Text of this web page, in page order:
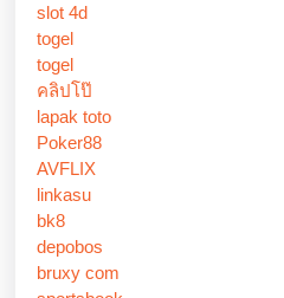
slot 4d
togel
togel
คลิปโป๊
lapak toto
Poker88
AVFLIX
linkasu
bk8
depobos
bruxy com